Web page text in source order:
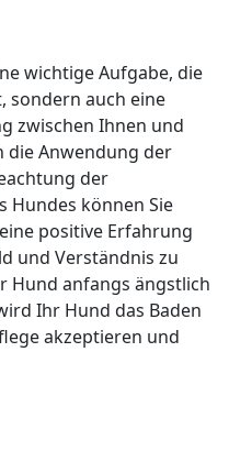
wichtige Aufgabe, die
sondern auch eine
zwischen Ihnen und
die Anwendung der
der
Hundes können Sie
positive Erfahrung
und Verständnis zu
Hund anfangs ängstlich
Ihr Hund das Baden
akzeptieren und